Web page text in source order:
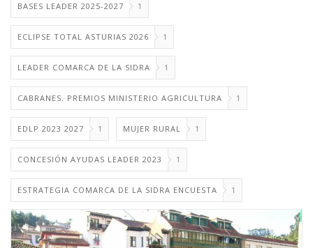
BASES LEADER 2025-2027 1
ECLIPSE TOTAL ASTURIAS 2026 1
LEADER COMARCA DE LA SIDRA 1
CABRANES. PREMIOS MINISTERIO AGRICULTURA 1
EDLP 2023 2027 1 MUJER RURAL 1
CONCESIÓN AYUDAS LEADER 2023 1
ESTRATEGIA COMARCA DE LA SIDRA ENCUESTA 1